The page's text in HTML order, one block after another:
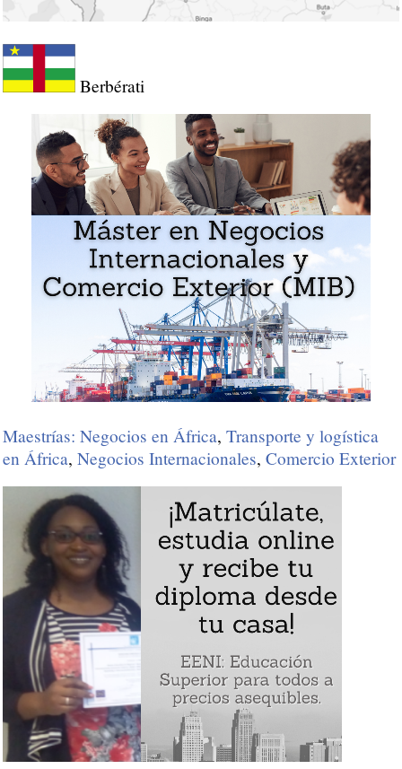
Berbérati
Maestrías: Negocios en África, Transporte y logística
en África, Negocios Internacionales, Comercio Exterior